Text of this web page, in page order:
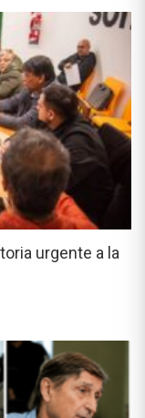
urgente a la